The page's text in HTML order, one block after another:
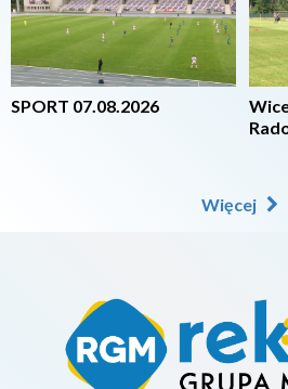
SPORT 07.08.2026
Więcej